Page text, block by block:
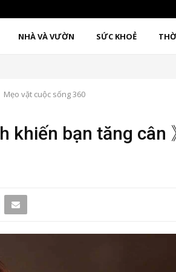
NHÀ VÀ VƯỜN SỨC KHOẺ
vặt cuộc sống 360
bạn tăng cân